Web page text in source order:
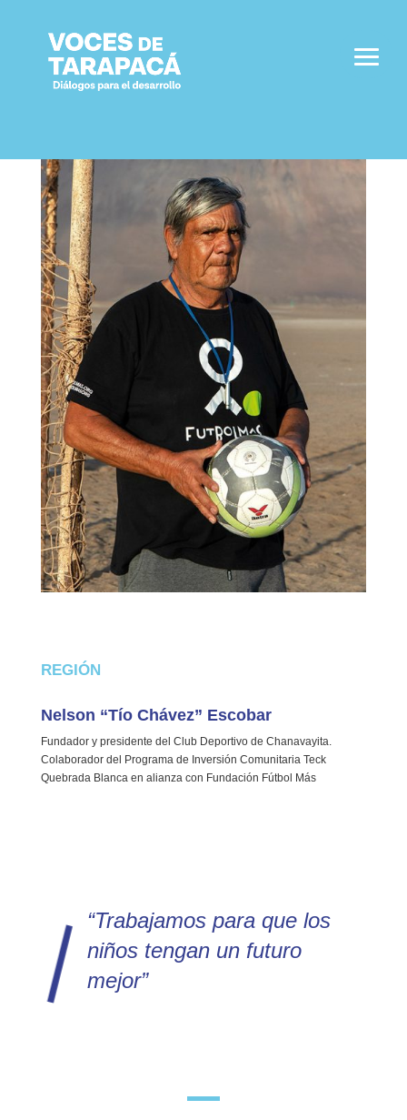
REGIÓN
Nelson “Tío Chávez” Escobar
Fundador y presidente del Club Deportivo de Chanavayita.
Colaborador del Programa de Inversión Comunitaria Teck
Quebrada Blanca en alianza con Fundación Fútbol Más
“Trabajamos para que los
niños tengan un futuro
mejor”